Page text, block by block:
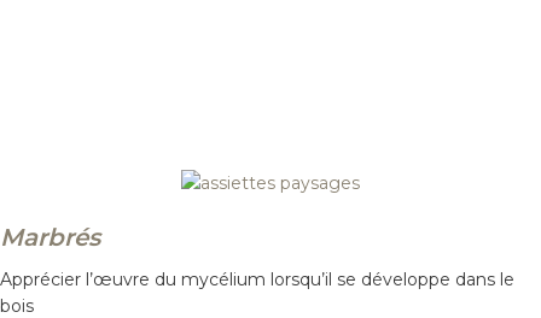
Marbrés
Apprécier l’œuvre du mycélium lorsqu’il se développe dans le
bois